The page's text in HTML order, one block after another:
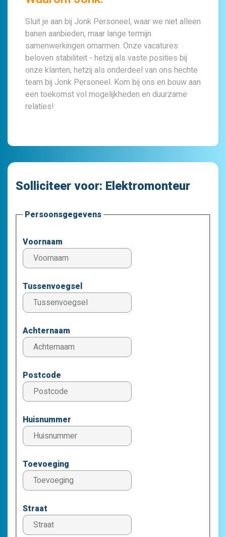
Sluit je aan bij Jonk Personeel, waar we niet alleen
banen aanbieden, maar lange termijn
samenwerkingen omarmen. Onze vacatures
beloven stabiliteit - hetzij als vaste posities bij
onze klanten, hetzij als onderdeel van ons hechte
team bij Jonk Personeel. Kom bij ons en bouw aan
een toekomst vol mogelijkheden en duurzame
relaties!
Solliciteer voor: Elektromonteur
Persoonsgegevens
Voornaam
Tussenvoegsel
Achternaam
Postcode
Huisnummer
Toevoeging
Straat